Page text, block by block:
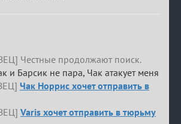
Честные продолжают поиск.
и Барсик не пара, Чак атакует меня
Чак Норрис хочет отправить в
Varis хочет отправить в тюрьму